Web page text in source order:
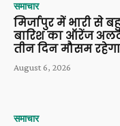
समाचार
मिर्जापुर में भारी से
बारिश का ऑरेंज
तीन दिन मौसम
August 6, 2026
समाचार